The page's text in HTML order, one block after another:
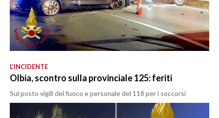
L’INCIDENTE
Olbia, scontro sulla provinciale 125: feriti
Sul posto vigili del fuoco e personale del 118 per i soccorsi